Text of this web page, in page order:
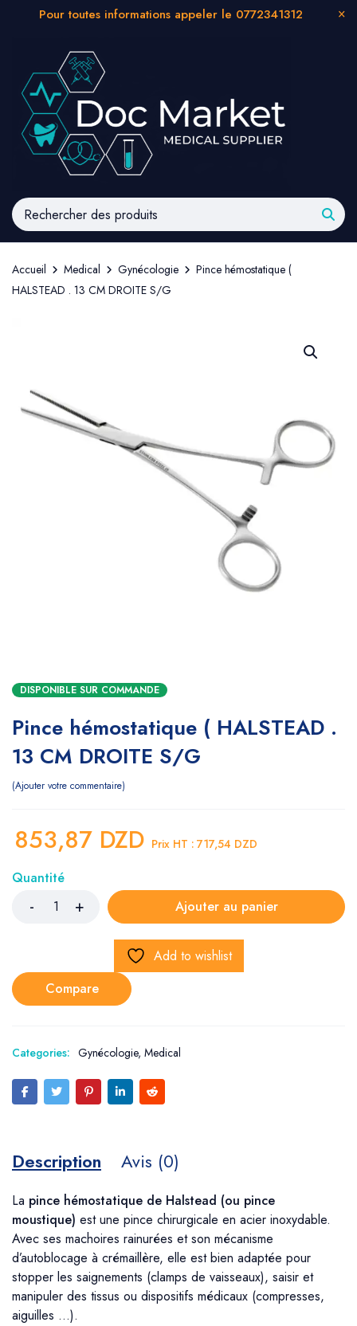
Pour toutes informations appeler le 0772341312
Accueil Medical Gynécologie
Pince hémostatique (
HALSTEAD . 13 CM DROITE S/G
DISPONIBLE SUR COMMANDE
Pince hémostatique ( HALSTEAD .
13 CM DROITE S/G
Ajouter votre commentaire
853,87 DZD Prix HT : 717,54 DZD
Quantité
Ajouter au panier
Add to wishlist
Compare
Categories: Gynécologie, Medical
Description Avis (0)
La pince hémostatique de Halstead (ou pince
moustique) est une pince chirurgicale en acier inoxydable.
Avec ses machoires rainurées et son mécanisme
d’autoblocage à crémaillère, elle est bien adaptée pour
stopper les saignements (clamps de vaisseaux), saisir et
manipuler des tissus ou dispositifs médicaux (compresses,
aiguilles …).